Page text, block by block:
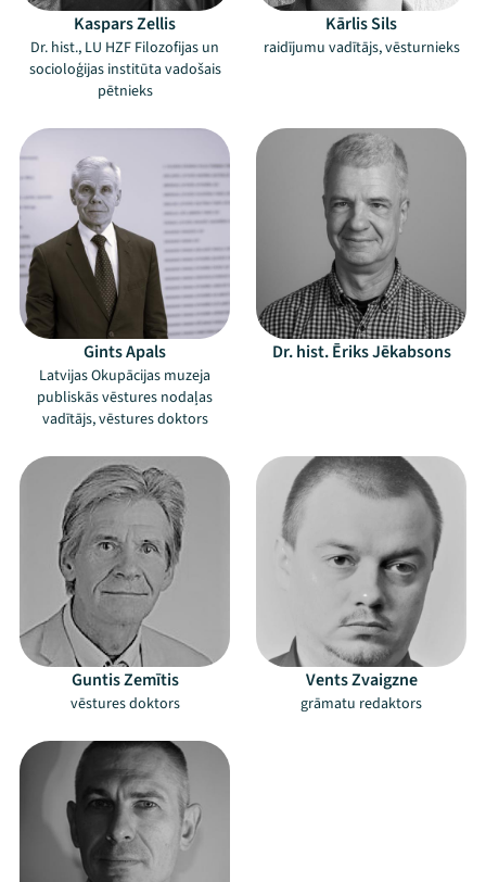
ThreadsFacebook Instagram
Flick
Kaspars Zellis
Dr. hist., LU HZF Filozofijas un
socioloģijas institūta vadošais
pētnieks
Kārlis Sils
raidījumu vadītājs, vēsturnieks
Gints Apals
Latvijas Okupācijas muzeja
publiskās vēstures nodaļas
vadītājs, vēstures doktors
Dr. hist. Ēriks Jēkabsons
Guntis Zemītis
vēstures doktors
Vents Zvaigzne
grāmatu redaktors